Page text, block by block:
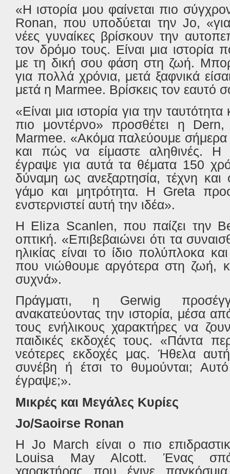
«Η ιστορία μου φαίνεται πιο
Ronan, που υποδύεται την Jo,
νέες γυναίκες βρίσκουν την
τον δρόμο τους. Είναι μια ιστορία
με τη δική σου φάση στη ζωή.
για πολλά χρόνια, μετά ξαφνικά
μετά η Marmee. Βρίσκεις τον εαυτό
«Είναι μια ιστορία για την
πιο μοντέρνο» προσθέτει η Dern,
Marmee. «Ακόμα παλεύουμε σήμερα
και πώς να είμαστε αληθινές. Η
έγραψε για αυτά τα θέματα 150
δύναμη ως ανεξαρτησία, τέχνη και
γάμο και μητρότητα. Η Greta
ενστερνιστεί αυτή την ιδέα».
Η Eliza Scanlen, που παίζει την
οπτική. «Επιβεβαιώνει ότι τα
ηλικίας είναι το ίδιο πολύπλοκα
που νιώθουμε αργότερα στη ζωή,
συχνά».
Πράγματι, η Gerwig
ανακατεύοντας την ιστορία, μέσα
τους ενήλικους χαρακτήρες να
παιδικές εκδοχές τους. «Πάντα
νεότερες εκδοχές μας. Ήθελα
συνέβη ή έτσι το θυμούνται;
έγραψε;».
Μικρές και Μεγάλες Κυρίες
Jo/Saoirse Ronan
Η Jo March είναι ο πιο
Louisa
May Alcott. Ένας
χαρακτήρας που έγινε